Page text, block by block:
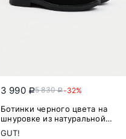
3 990 a5 830a-32%
Ботинки черного цвета на
шнуровке из натуральной
замши
GUT!